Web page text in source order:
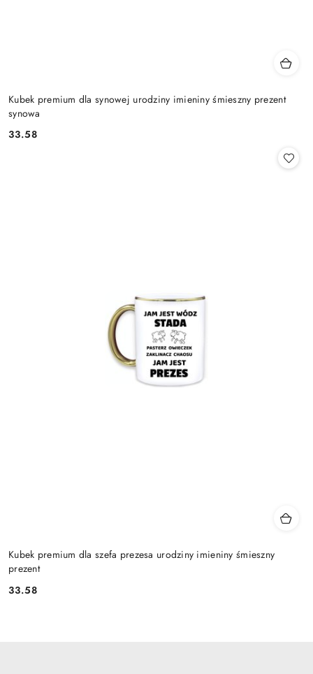
Kubek premium dla synowej urodziny imieniny śmieszny prezent
synowa
Cena:
33.58
Kubek premium dla szefa prezesa urodziny imieniny śmieszny
prezent
Cena:
33.58